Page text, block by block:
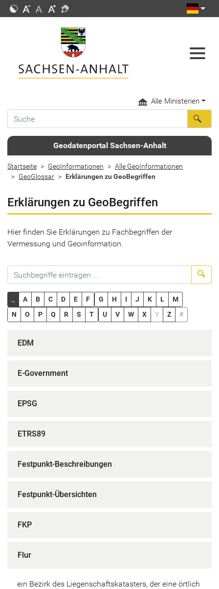
Alle Ministerien
Geodatenportal Sachsen-Anhalt
Startseite GeoInformationen
Alle GeoInformationen
GeoGlossar
Erklärungen zu GeoBegriffen
Erklärungen zu GeoBegriffen
Hier finden Sie Erklärungen zu Fachbegriffen der
Vermessung und Geoinformation.
A B C D E F G H I J K L
M
N
O P Q R S T U V W X Y Z #
EDM
E-Government
EPSG
ETRS89
Festpunkt-Beschreibungen
Festpunkt-Übersichten
FKP
Flur
ein Bezirk des Liegenschaftskatasters, der eine örtlich